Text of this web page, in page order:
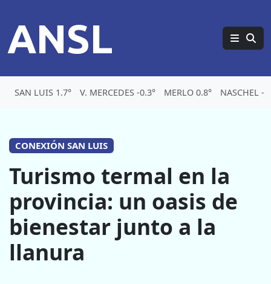
ANSL
SAN LUIS 1.7° V. MERCEDES -0.3° MERLO 0.8° NASCHEL -
CONEXIÓN SAN LUIS
Turismo termal en la
provincia: un oasis de
bienestar junto a la
llanura